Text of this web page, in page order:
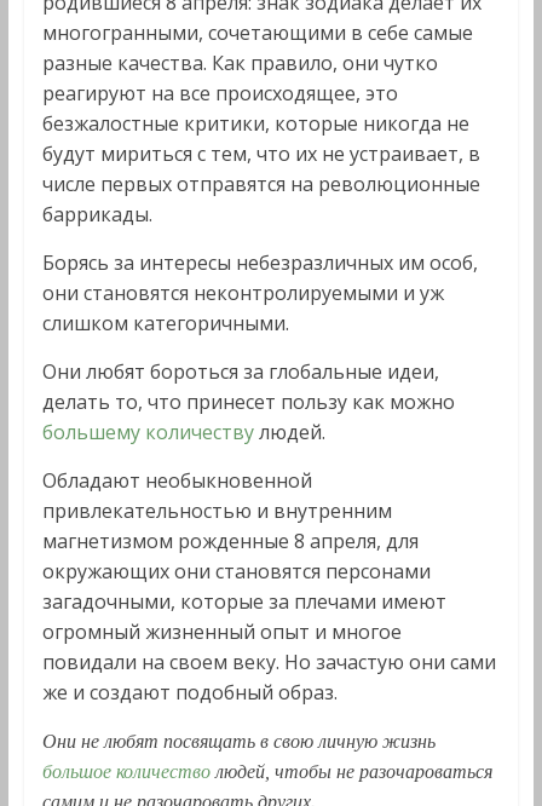
многогранными, сочетающими в себе самые
разные качества. Как правило, они чутко
реагируют на все происходящее, это
безжалостные критики, которые никогда не
будут мириться с тем, что их не устраивает, в
числе первых отправятся на революционные
баррикады.
Борясь за интересы небезразличных им особ,
они становятся неконтролируемыми и уж
слишком категоричными.
Они любят бороться за глобальные идеи,
делать то, что принесет пользу как можно
большему количествулюдей.
Обладают необыкновенной
привлекательностью и внутренним
магнетизмом рожденные 8 апреля, для
окружающих они становятся персонами
загадочными, которые за плечами имеют
огромный жизненный опыт и многое
повидали на своем веку. Но зачастую они сами
же и создают подобный образ.
Они не любят посвящать в свою личную жизнь
большое количество людей, чтобы не разочароваться
самим и не разочаровать других.